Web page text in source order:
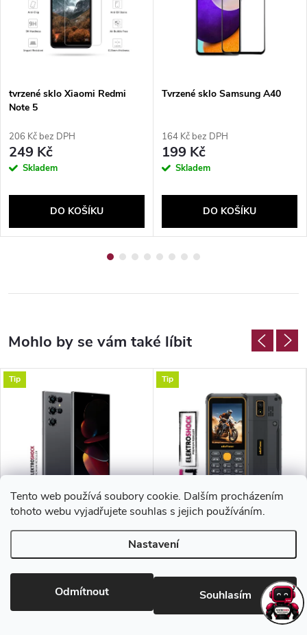
Tento web používá soubory cookie. Dalším procházením
tohoto webu vyjadřujete souhlas s jejich používáním.
Nastavení
Odmítnout Souhlasím
tvrzené sklo Xiaomi Redmi
Note 5
206 Kč bez DPH
249 Kč
Skladem
DO KOŠÍKU
Tvrzené sklo Samsung A40
164 Kč bez DPH
199 Kč
Skladem
DO KOŠÍKU
Tip
Oukitel C61 Pro
3 215 Kč bez DPH
3 890 Kč
Tip
Ulefone Armor Mini 4
1 749 Kč
Skladem